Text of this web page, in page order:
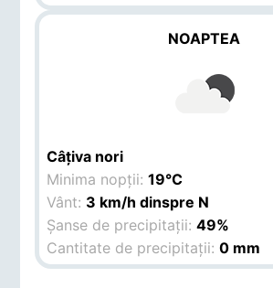
NOAPTEA
Câțiva nori
Minima nopții:19°C
Vânt: 3 km/h dinspre N
Șanse de precipitații:49%
Cantitate de precipitații:0 mm